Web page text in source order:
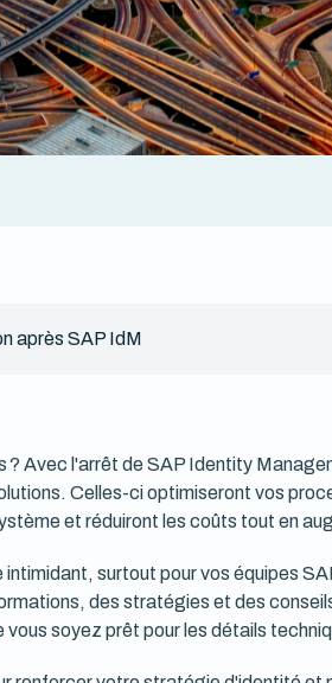
après SAP IdM
Avec l'arrêt de SAP Identity
Celles-ci optimiseront vos
et réduiront les coûts tout en
surtout pour vos équipes
des stratégies et des
soyez prêt pour les détails